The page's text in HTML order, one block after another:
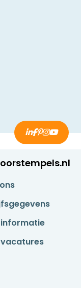
informatie
vacatures